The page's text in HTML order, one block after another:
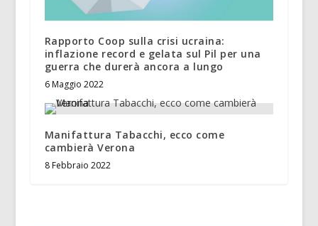
Rapporto Coop sulla crisi ucraina:
inflazione record e gelata sul Pil per una
guerra che durerà ancora a lungo
6 Maggio 2022
Manifattura Tabacchi, ecco come
cambierà Verona
8 Febbraio 2022